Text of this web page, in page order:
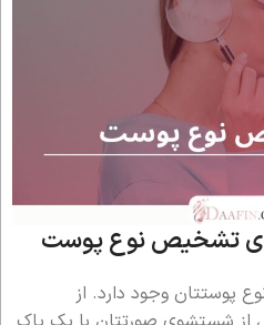
تشخیص نوع پوست
پوستتان وجود دارد. از